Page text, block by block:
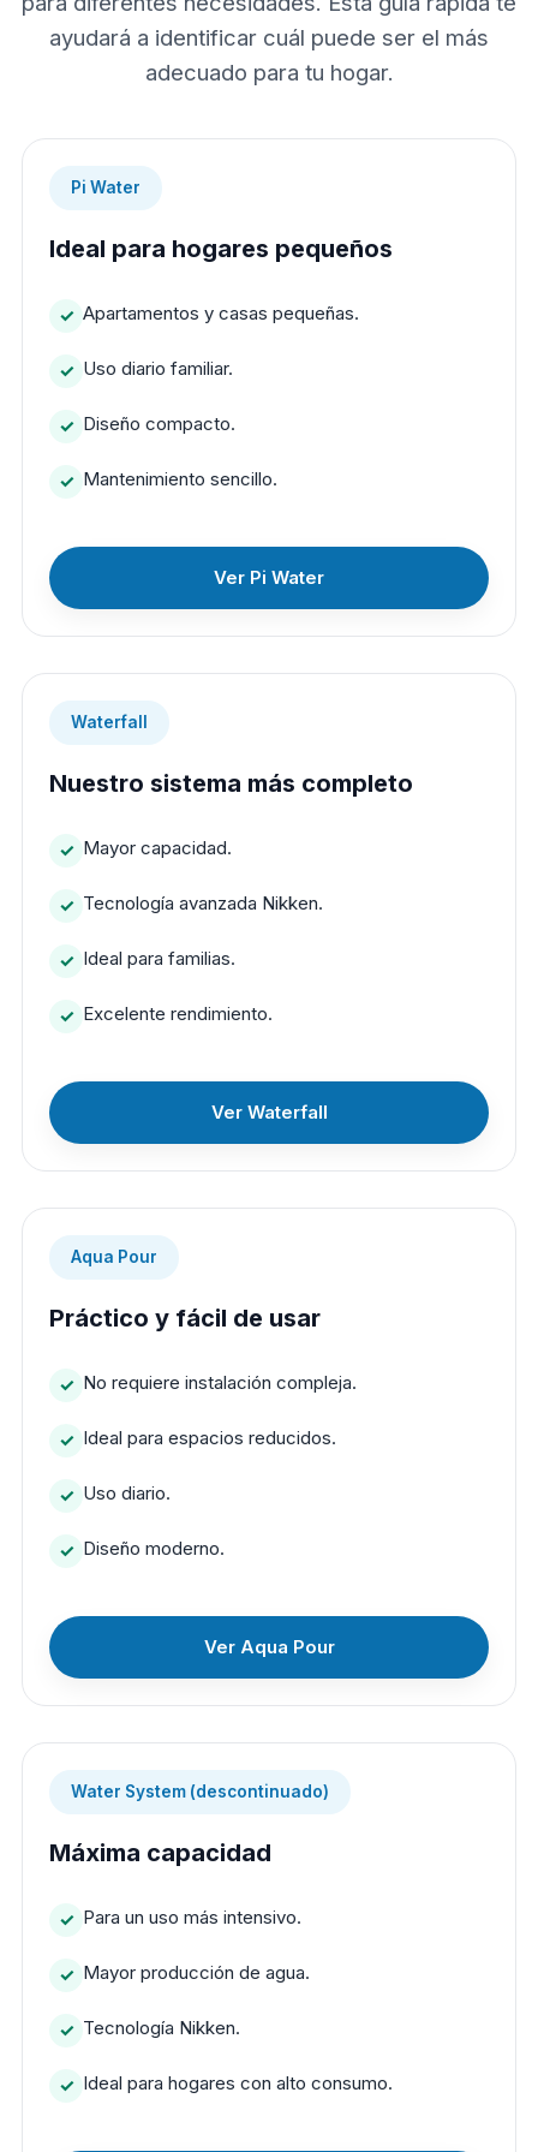
ayudará a identificar cuál puede ser el más
adecuado para tu hogar.
Pi Water
Ideal para hogares pequeños
Apartamentos y casas pequeñas.
Uso diario familiar.
Diseño compacto.
Mantenimiento sencillo.
Ver Pi Water
Waterfall
Nuestro sistema más completo
Mayor capacidad.
Tecnología avanzada Nikken.
Ideal para familias.
Excelente rendimiento.
Ver Waterfall
Aqua Pour
Práctico y fácil de usar
No requiere instalación compleja.
Ideal para espacios reducidos.
Uso diario.
Diseño moderno.
Ver Aqua Pour
Water System (descontinuado)
Máxima capacidad
Para un uso más intensivo.
Mayor producción de agua.
Tecnología Nikken.
Ideal para hogares con alto consumo.